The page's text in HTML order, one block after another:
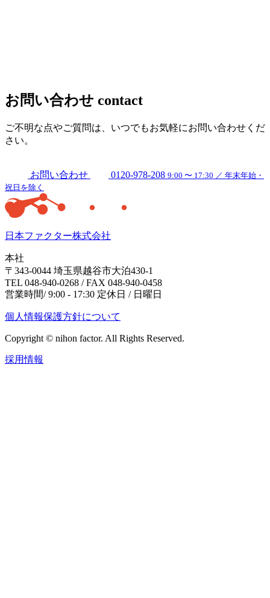
お問い合わせ contact
ご不明な点やご質問は、いつでもお気軽にお問い合わせくだ
さい。
お問い合わせ 0120-978-208 9:00 〜 17:30 ／ 年末年始・
祝日を除く
日本ファクター株式会社
本社
〒343-0044 埼玉県越谷市大泊430-1
TEL 048-940-0268 / FAX 048-940-0458
営業時間/ 9:00 - 17:30 定休日 / 日曜日
個人情報保護方針について
Copyright © nihon factor. All Rights Reserved.
採用情報